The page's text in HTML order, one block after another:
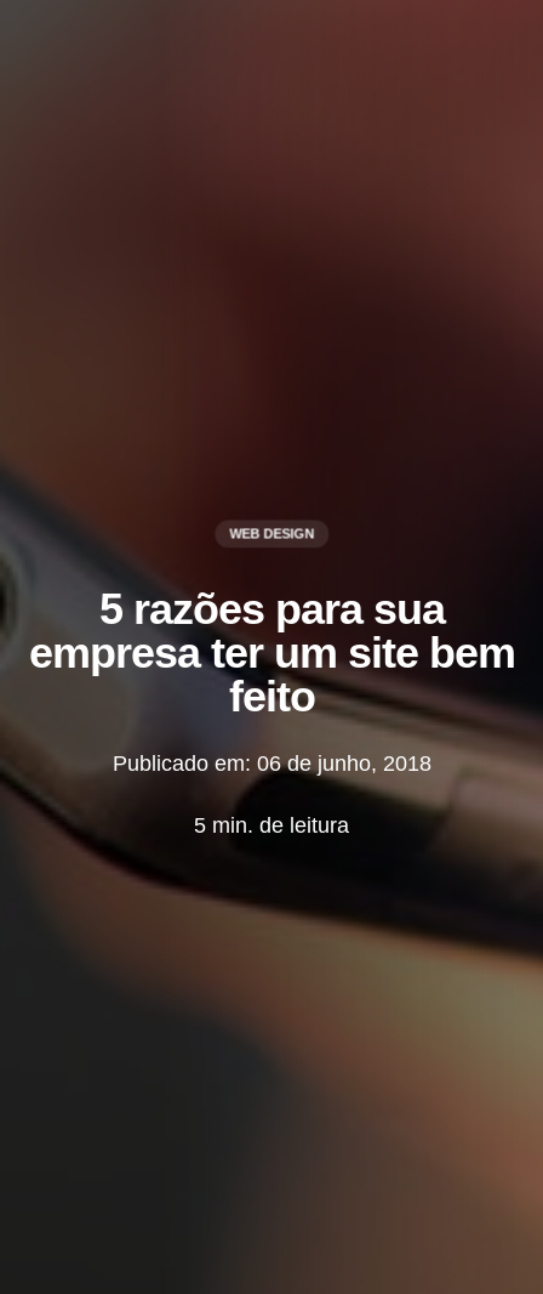
WEB DESIGN
5 razões para sua
empresa ter um site bem
feito
Publicado em: 06 de junho, 2018
5 min. de leitura